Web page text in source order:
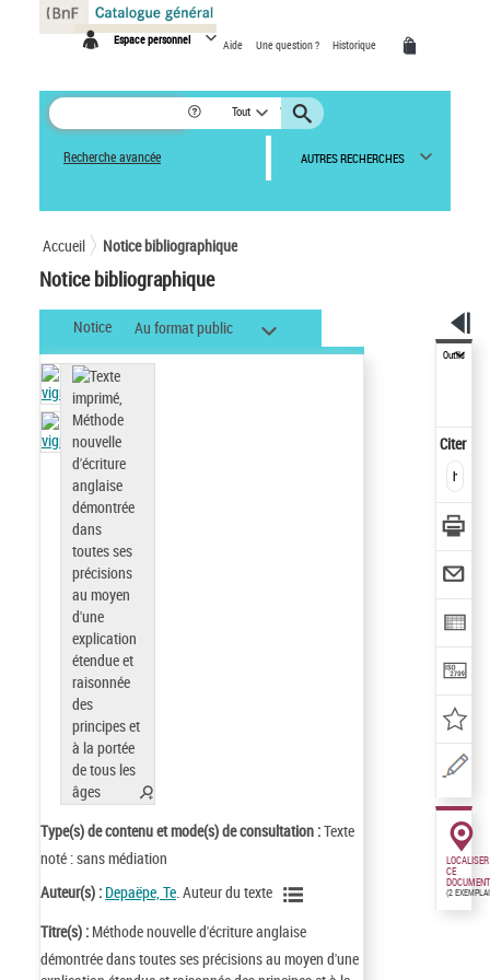
Espace personnel Aide Une question ? Historique
Tout
Recherche avancée AUTRES RECHERCHES
Accueil Notice bibliographique
Notice bibliographique
Notice Au format public
Type(s) de contenu et mode(s) de consultation :Texte
noté : sans médiation
Auteur(s) : Depaëpe, Te. Auteur du texte
Titre(s) : Méthode nouvelle d'écriture anglaise
démontrée dans toutes ses précisions au moyen d'une
Outils
Citer
LOCALISER
CE
DOCUMENT
(2
Panneau de gestion des cookies